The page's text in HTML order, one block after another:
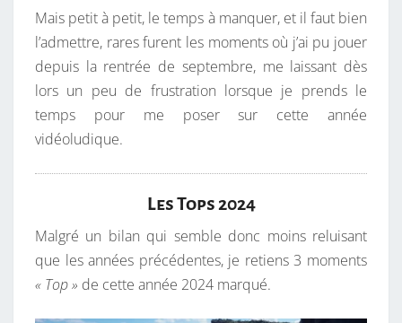
E
T
E
M
P
M
N
Q
U
E
Mais petit à petit, le temps à manquer, et il faut bien
l’admettre, rares furent les moments où j’ai pu jouer
depuis la rentrée de septembre, me laissant dès
lors un peu de frustration lorsque je prends le
temps pour me poser sur cette année
vidéoludique.
Les Tops 2024
Malgré un bilan qui semble donc moins reluisant
que les années précédentes, je retiens 3 moments
« Top » de cette année 2024 marqué.